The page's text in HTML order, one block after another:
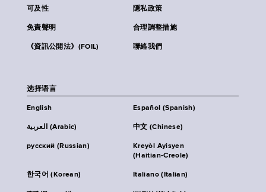
可及性 隱私政策
免責聲明 合理調整措施
《資訊公開法》(FOIL) 聯絡我們
选择语言
English Español (Spanish)
العربية (Arabic) 中文 (Chinese)
русский (Russian)
Kreyòl Ayisyen
(Haitian-Creole)
한국어 (Korean) Italiano (Italian)